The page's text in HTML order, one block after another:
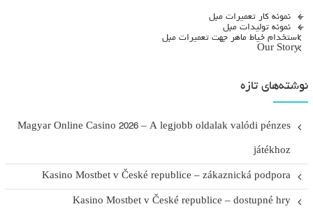
نمونه کار تعمیرات مبل
نمونه تولیدات مبل
استخدام خیاط ماهر جهت تعمیرات مبل
Our Story
نوشته‌های تازه
Magyar Online Casino 2026 – A legjobb oldalak valódi pénzes
játékhoz
Kasino Mostbet v České republice – zákaznická podpora
Kasino Mostbet v České republice – dostupné hry